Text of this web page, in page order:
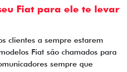
Fiat para ele te levar
clientes a sempre estarem
Fiat são chamados para
sempre que